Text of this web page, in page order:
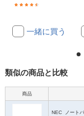
一緒に買う
類似の商品と比較
商品
NEC